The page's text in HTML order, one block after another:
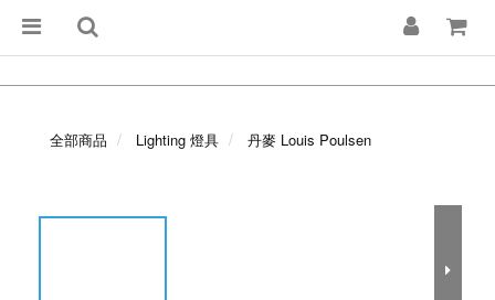
全部商品 Lighting 燈具 丹麥 Louis Poulsen